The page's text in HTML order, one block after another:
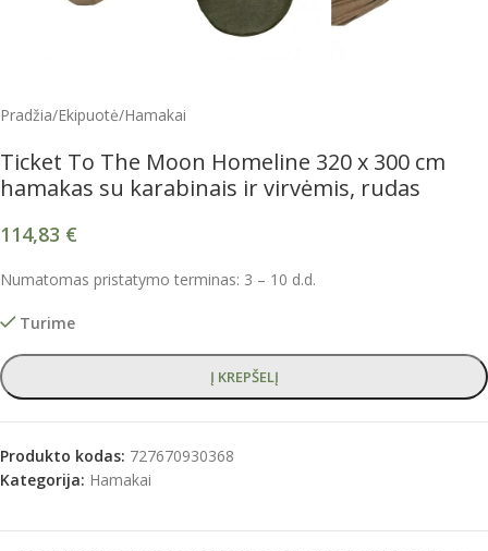
Pradžia/Ekipuotė/Hamakai
Ticket To The Moon Homeline 320 x 300 cm
hamakas su karabinais ir virvėmis, rudas
114,83 €
Numatomas pristatymo terminas: 3 – 10 d.d.
Turime
Į KREPŠELĮ
Produkto kodas: 727670930368
Kategorija: Hamakai